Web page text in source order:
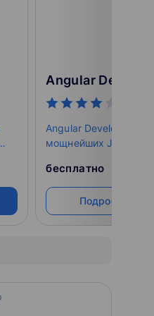
Angular
Angular Developer -
мощнейших
бесплатно
Подробнее